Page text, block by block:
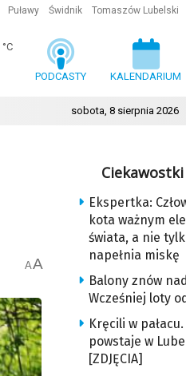
Puławy Świdnik Tomaszów Lubelski
°C
PODCASTY KALENDARIUM
sobota, 8 sierpnia 2026
AA
Ciekawostki
Ekspertka:
kota ważnym
świata, a nie
napełnia miskę
Balony znów
Wcześniej loty
Kręcili w
powstaje w
[ZDJĘCIA]